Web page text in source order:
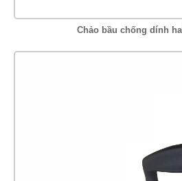
Chảo bầu chống dính